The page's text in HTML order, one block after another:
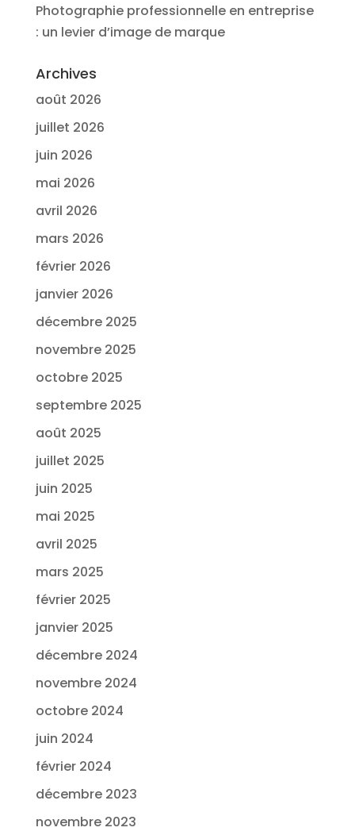
Photographie professionnelle en entreprise
: un levier d’image de marque
Archives
août 2026
juillet 2026
juin 2026
mai 2026
avril 2026
mars 2026
février 2026
janvier 2026
décembre 2025
novembre 2025
octobre 2025
septembre 2025
août 2025
juillet 2025
juin 2025
mai 2025
avril 2025
mars 2025
février 2025
janvier 2025
décembre 2024
novembre 2024
octobre 2024
juin 2024
février 2024
décembre 2023
novembre 2023